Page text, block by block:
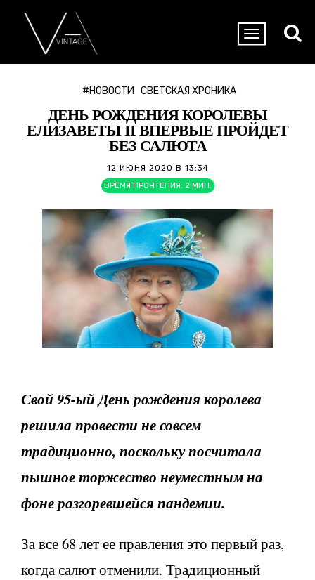
#НОВОСТИ СВЕТСКАЯ ХРОНИКА
ДЕНЬ РОЖДЕНИЯ КОРОЛЕВЫ
ЕЛИЗАВЕТЫ II ВПЕРВЫЕ ПРОЙДЕТ
БЕЗ САЛЮТА
12 ИЮНЯ 2020 В 13:34
ВРЕМЯ ПРОЧТЕНИЯ: 2 МИН.
Свой 95-ый День рождения королева
решила провести не совсем
традиционно, поскольку посчитала
пышное торжество неуместным на
фоне разгоревшейся пандемии.
За все 68 лет ее правления это первый раз,
когда салют отменили. Традиционный